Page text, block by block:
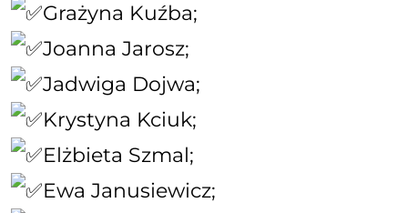
Grażyna Kuźba;
Joanna Jarosz;
Jadwiga Dojwa;
Krystyna Kciuk;
Elżbieta Szmal;
Ewa Janusiewicz;